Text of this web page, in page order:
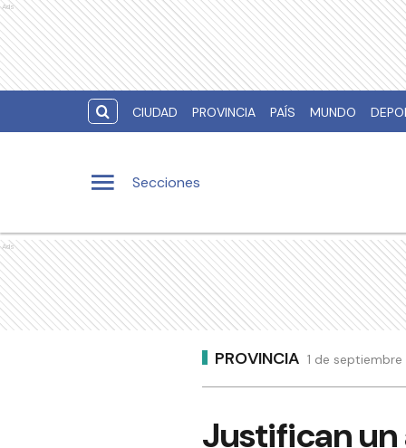
Ads
CIUDAD PROVINCIA PAÍS MUNDO
Secciones
Ads
PROVINCIA 1 de
Justifican